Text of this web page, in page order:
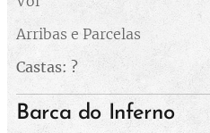
Arribas e Parcelas
Castas: ?
Barca do Inferno